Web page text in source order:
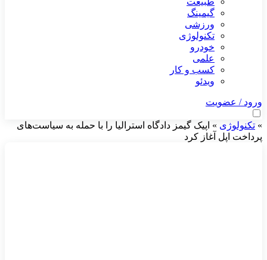
گیمینگ
ورزشی
تکنولوژی
خودرو
علمی
کسب و کار
ویدئو
ورود / عضویت
» تکنولوژی » اپیک گیمز دادگاه استرالیا را با حمله به سیاست‌های
پرداخت اپل آغاز کرد